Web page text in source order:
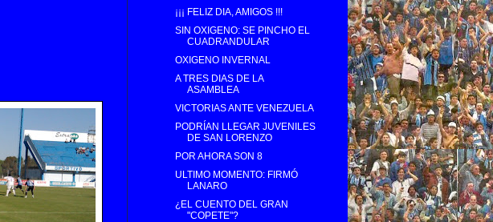
¡¡¡ FELIZ DIA, AMIGOS !!!
SIN OXIGENO: SE PINCHO EL
CUADRANDULAR
OXIGENO INVERNAL
A TRES DIAS DE LA
ASAMBLEA
VICTORIAS ANTE VENEZUELA
PODRÍAN LLEGAR JUVENILES
DE SAN LORENZO
POR AHORA SON 8
ULTIMO MOMENTO: FIRMÓ
LANARO
¿EL CUENTO DEL GRAN
"COPETE"?